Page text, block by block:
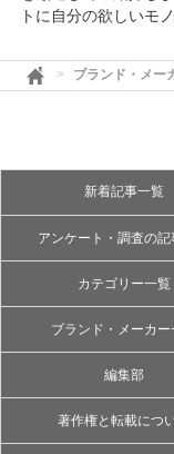
トに自分の欲しいモ
ブランド・メー
新着記事一覧
アンケート・調査の記
カテゴリー一覧
ブランド・メーカー
編集部
著作権と転載につ